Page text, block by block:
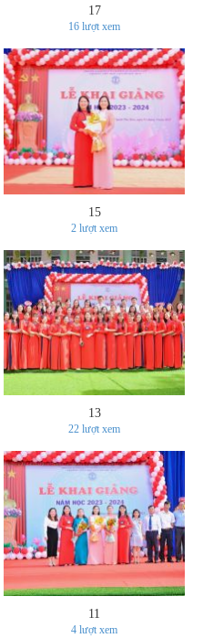
17
16 lượt xem
15
2 lượt xem
13
22 lượt xem
11
4 lượt xem